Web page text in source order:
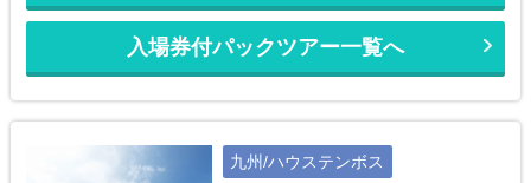
入場券付パックツアー一覧へ
九州/ハウステンボス